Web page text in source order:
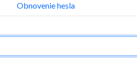
Obnovenie hesla